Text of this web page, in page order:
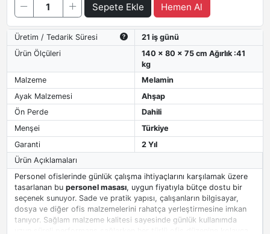
Sepete Ekle Hemen Al
Üretim / Tedarik Süresi
21 iş günü
Ürün Ölçüleri
140 x 80 x 75 cm Ağırlık :41
kg
Malzeme
Melamin
Ayak Malzemesi
Ahşap
Ön Perde
Dahili
Menşei
Türkiye
Garanti
2 Yıl
Ürün Açıklamaları
Personel ofislerinde günlük çalışma ihtiyaçlarını karşılamak üzere
tasarlanan bu personel masası, uygun fiyatıyla bütçe dostu bir
seçenek sunuyor. Sade ve pratik yapısı, çalışanların bilgisayar,
dosya ve diğer ofis malzemelerini rahatça yerleştirmesine imkan
tanıyor. Sağlam malzeme kalitesi sayesinde günlük kullanımda